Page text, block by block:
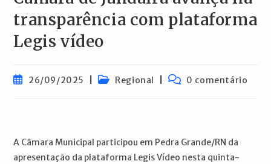
transparência com plataforma
Legis vídeo
Post26/09/2025
Categoria
Regional
Comentários
0 comentário
A Câmara Municipal participou em Pedra Grande/RN da
apresentação da plataforma Legis Vídeo nesta quinta-